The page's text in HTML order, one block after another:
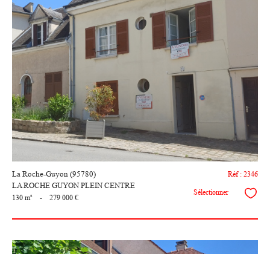
voir le
bien
La Roche-Guyon (95780)
LA ROCHE GUYON PLEIN CENTRE
Réf : 2346
130 m² - 279 000 €
Sélectionner